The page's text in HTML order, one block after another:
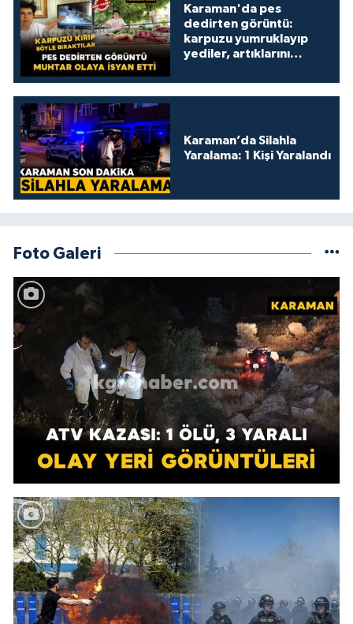
Karaman'da pes
dedirten görüntü:
karpuzu yumruklayıp
yediler, artıklarını
Karaman’da Silahla
Yaralama: 1 Kişi Yaralandı
Foto Galeri